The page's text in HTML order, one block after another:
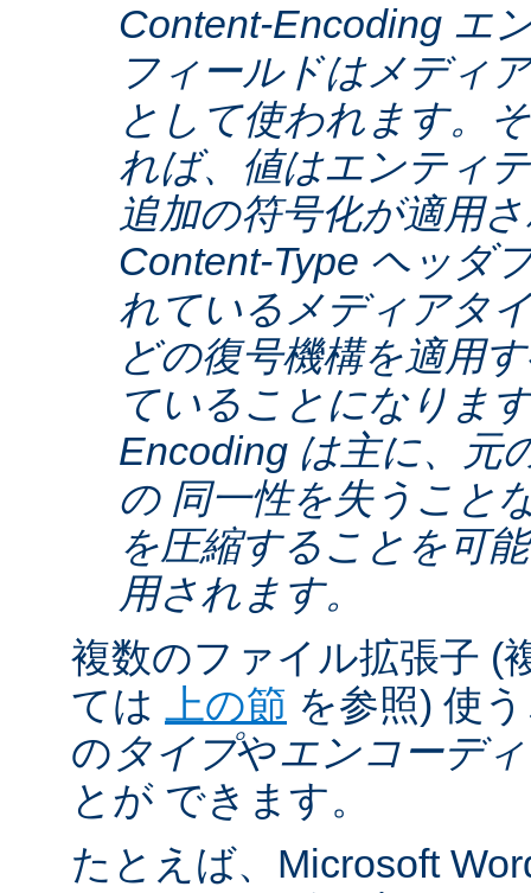
Content-Encoding エ
フィールドはメディ
として使われます。
れば、値はエンティ
追加の符号化が適用
Content-Type ヘッダ
れているメディアタ
どの復号機構を適用
ていることになりま
Encoding は主に、元
の 同一性を失うこと
を圧縮することを可
用されます。
複数のファイル拡張子 (
ては
上の節 を参照) 使
の タイプやエンコーデ
とが できます。
たとえば、Microsoft